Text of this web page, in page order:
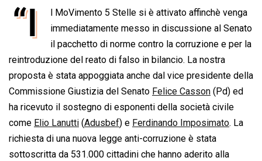
c
o
o
k
a
t
s
A
p
p
n
k
e
d
I
n
r
e
a
d
s
a
i
l
p
y
L
i
n
k
i
n
t
“I
l MoVimento 5 Stelle si è attivato affinchè venga
immediatamente messo in discussione al Senato
il pacchetto di norme contro la corruzione e per la
reintroduzione del reato di falso in bilancio. La nostra
proposta è stata appoggiata anche dal vice presidente della
Commissione Giustizia del Senato Felice Casson (Pd) ed
ha ricevuto il sostegno di esponenti della società civile
come Elio Lanutti (Adusbef) e Ferdinando Imposimato. La
richiesta di una nuova legge anti-corruzione è stata
sottoscritta da 531.000 cittadini che hanno aderito alla